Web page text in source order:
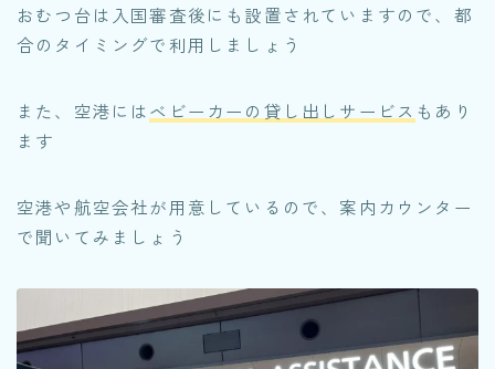
おむつ台は入国審査後にも設置されていますので、都
合のタイミングで利用しましょう
また、空港にはベビーカーの貸し出しサービス もあり
ます
空港や航空会社が用意しているので、案内カウンター
で聞いてみましょう